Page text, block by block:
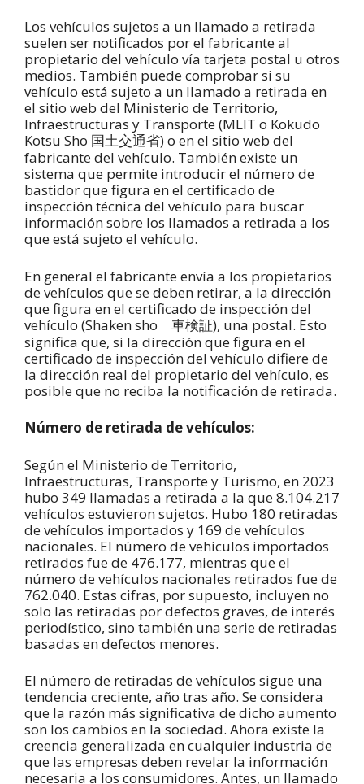
Los vehículos sujetos a un llamado a retirada
suelen ser notificados por el fabricante al
propietario del vehículo vía tarjeta postal u otros
medios. También puede comprobar si su
vehículo está sujeto a un llamado a retirada en
el sitio web del Ministerio de Territorio,
Infraestructuras y Transporte (MLIT o Kokudo
Kotsu Sho 国土交通省) o en el sitio web del
fabricante del vehículo. También existe un
sistema que permite introducir el número de
bastidor que figura en el certificado de
inspección técnica del vehículo para buscar
información sobre los llamados a retirada a los
que está sujeto el vehículo.
En general el fabricante envía a los propietarios
de vehículos que se deben retirar, a la dirección
que figura en el certificado de inspección del
vehículo (Shaken sho 車検証), una postal. Esto
significa que, si la dirección que figura en el
certificado de inspección del vehículo difiere de
la dirección real del propietario del vehículo, es
posible que no reciba la notificación de retirada.
Número de retirada de vehículos:
Según el Ministerio de Territorio,
Infraestructuras, Transporte y Turismo, en 2023
hubo 349 llamadas a retirada a la que 8.104.217
vehículos estuvieron sujetos. Hubo 180 retiradas
de vehículos importados y 169 de vehículos
nacionales. El número de vehículos importados
retirados fue de 476.177, mientras que el
número de vehículos nacionales retirados fue de
762.040. Estas cifras, por supuesto, incluyen no
solo las retiradas por defectos graves, de interés
periodístico, sino también una serie de retiradas
basadas en defectos menores.
El número de retiradas de vehículos sigue una
tendencia creciente, año tras año. Se considera
que la razón más significativa de dicho aumento
son los cambios en la sociedad. Ahora existe la
creencia generalizada en cualquier industria de
que las empresas deben revelar la información
necesaria a los consumidores. Antes, un llamado